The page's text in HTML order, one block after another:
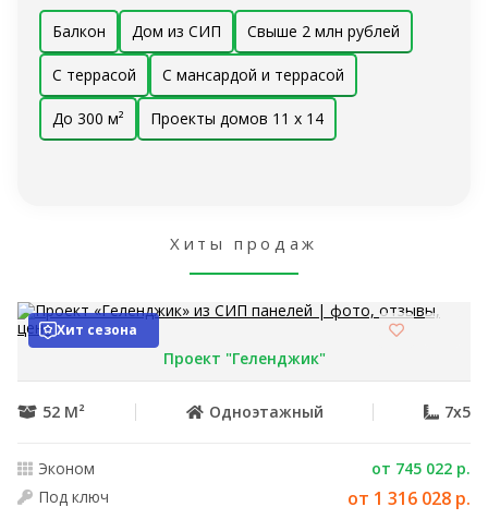
Балкон Дом из СИП Свыше 2 млн рублей
С террасой С мансардой и террасой
До 300 м² Проекты домов 11 x 14
Хиты продаж
Хит сезона
Проект "Геленджик"
52 М² Одноэтажный 7x5
Эконом
от 745 022 р.
Под ключ
от 1 316 028 р.